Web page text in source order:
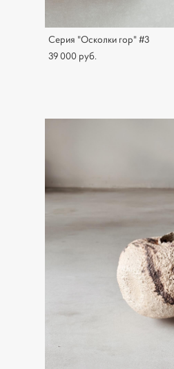
Серия "Осколки гор" #3
39 000 pуб.